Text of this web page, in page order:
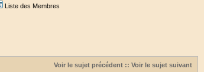
Liste des Membres
Voir le sujet précédent :: Voir le sujet suivant